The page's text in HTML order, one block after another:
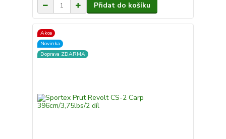
Přidat do košíku
Akce
Novinka
Doprava ZDARMA